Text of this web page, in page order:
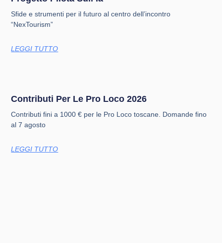
Sfide e strumenti per il futuro al centro dell’incontro
“NexTourism”
LEGGI TUTTO
Contributi Per Le Pro Loco 2026
Contributi fini a 1000 € per le Pro Loco toscane. Domande fino
al 7 agosto
LEGGI TUTTO